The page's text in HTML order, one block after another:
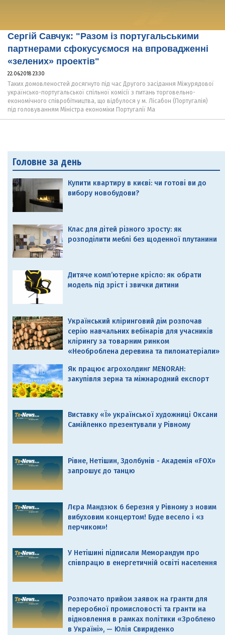
Сергій Савчук: "Разом із португальськими
партнерами сфокусуємося на впровадженні
«зелених» проектів"
22.06.2018 23:30
Таких домовленостей досягнуто під час Другого засідання Міжурядової
українсько-португальської спільної комісії з питань торговельно-
економічного співробітництва, що відбулося у м. Лісабон (Португалія)
під головуванням Міністра економіки Португалії Ма
Головне за день
Купити квартиру в києві: чи готові ви до
вибору новобудови?
Клас для дітей різного зросту: як
розподілити меблі без щоденної плутанини
Дитяче комп’ютерне крісло: як обрати
модель під зріст і звички дитини
Український кліринговий дім розпочав
серію навчальних вебінарів для учасників
клірингу за товарним ринком
«Необроблена деревина та пиломатеріали»
Як працює агрохолдинг MENORAH:
закупівля зерна та міжнародний експорт
Виставку «Ї» української художниці Оксани
Самійленко презентували у Рівному
Рівне, Нетішин, Здолбунів - Академія «FOX»
запрошує до танцю
Лєра Мандзюк 6 березня у Рівному з новим
вибуховим концертом! Буде весело і «з
перчиком»!
У Нетішині підписали Меморандум про
співпрацю в енергетичній освіті населення
Розпочато прийом заявок на гранти для
переробної промисловості та гранти на
відновлення в рамках політики «Зроблено
в Україні», — Юлія Свириденко